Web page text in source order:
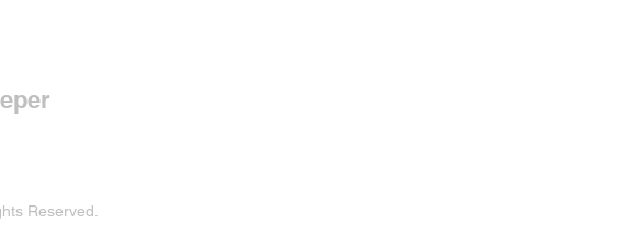
Reserved.